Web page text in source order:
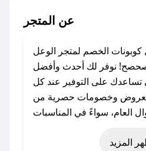
عن المتجر
الخصم لمتجر الوعل
نوفر لك أحدث وأفضل
تساعدك على التوفير عند كل
بعروض وخصومات حصرية من
العام، سواءً في المناسبات
الجمعة البيضاء (شهر
الوطني، يوم التأسيس، أو
المزيد